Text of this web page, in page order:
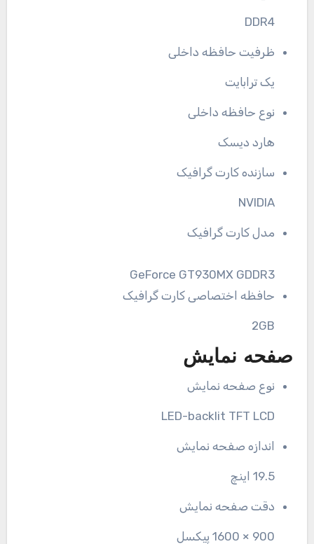
DDR4
ظرفیت حافظه داخلی
یک ترابایت
نوع حافظه داخلی
هارد دیسک
سازنده کارت گرافیک
NVIDIA
مدل کارت گرافیک
GeForce GT930MX GDDR3
حافظه اختصاصی کارت گرافیک
2GB
صفحه نمایش
نوع صفحه نمایش
LED-backlit TFT LCD
اندازه صفحه نمایش
19.5 اینچ
دقت صفحه نمایش
900 × 1600 پیکسل